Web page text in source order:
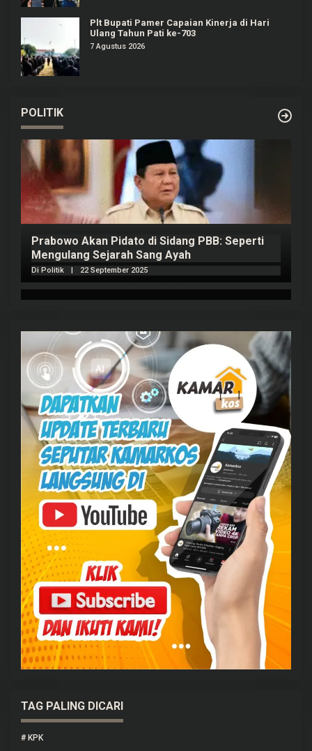
Plt Bupati Pamer Capaian Kinerja di Hari
Ulang Tahun Pati ke-703
7 Agustus 2026
POLITIK
Prabowo Akan Pidato di Sidang PBB: Seperti
Mengulang Sejarah Sang Ayah
Di Politik 22 September 2025
TAG PALING DICARI
# KPK